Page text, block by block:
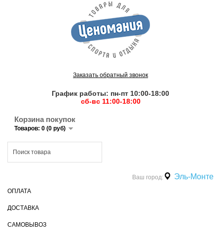
Заказать обратный звонок
График работы: пн-пт 10:00-18:00
сб-вс 11:00-18:00
Корзина покупок
Товаров: 0 (0 руб)
Ваш город: Эль-Монте
ОПЛАТА
ДОСТАВКА
САМОВЫВОЗ